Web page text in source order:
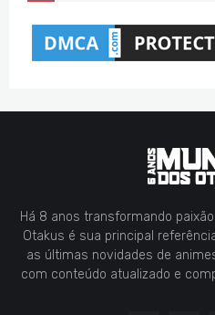
Há 8 anos transformando
Otakus é sua principal
as últimas novidades de
com conteúdo atualizado e